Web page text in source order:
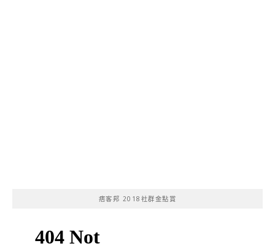
痞客邦 2018社群金點賞